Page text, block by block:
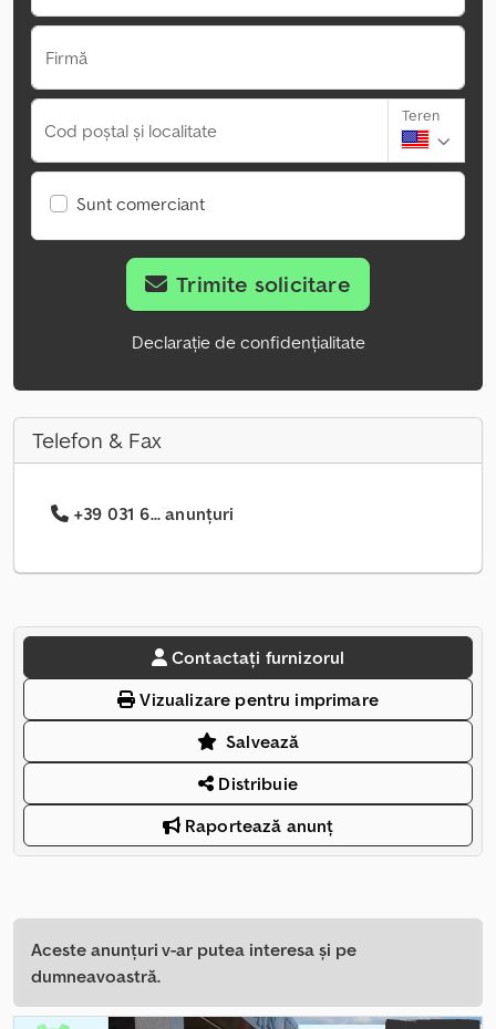
Firmă
Cod poștal și localitate
Teren
Sunt comerciant
Trimite solicitare
Declarație de confidențialitate
Telefon & Fax
+39 031 6... anunțuri
Contactați furnizorul
Vizualizare pentru imprimare
Salvează
Distribuie
Raportează anunț
Aceste anunțuri v-ar putea interesa și pe
dumneavoastră.